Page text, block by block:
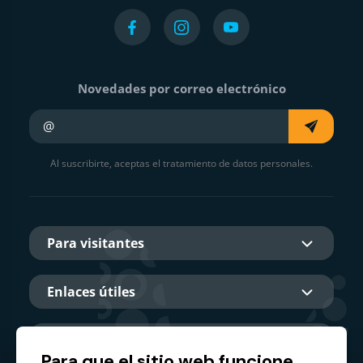
Novedades por correo electrónico
Al suscribirte, aceptas el tratamiento de datos personales.
Para visitantes
Enlaces útiles